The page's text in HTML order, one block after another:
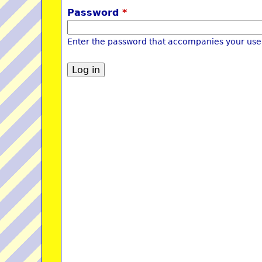
Password *
Enter the password that accompanies your